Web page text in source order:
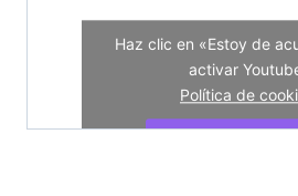
Haz clic en «Estoy de
activar
Política de